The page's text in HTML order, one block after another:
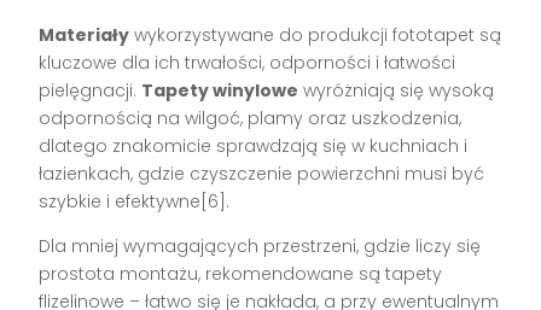
Materiały wykorzystywane do produkcji fototapet są
kluczowe dla ich trwałości, odporności i łatwości
pielęgnacji. Tapety winylowe wyróżniają się wysoką
odpornością na wilgoć, plamy oraz uszkodzenia,
dlatego znakomicie sprawdzają się w kuchniach i
łazienkach, gdzie czyszczenie powierzchni musi być
szybkie i efektywne[6].
Dla mniej wymagających przestrzeni, gdzie liczy się
prostota montażu, rekomendowane są tapety
flizelinowe – łatwo się je nakłada, a przy ewentualnym